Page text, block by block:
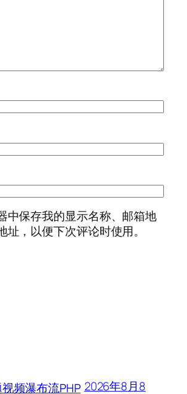
中保存我的显示名称、邮箱地
址，以便下次评论时使用。
频瀑布流PHP 2026年8月8